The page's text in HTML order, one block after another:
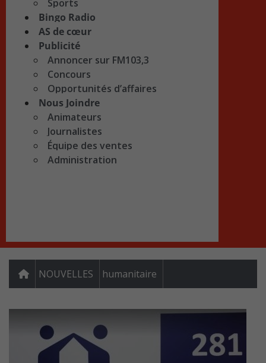
Sports
Bingo Radio
AS de cœur
Publicité
Annoncer sur FM103,3
Concours
Opportunités d’affaires
Nous Joindre
Animateurs
Journalistes
Équipe des ventes
Administration
NOUVELLES humanitaire